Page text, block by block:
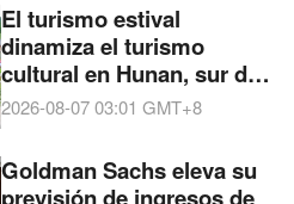
El turismo estival
dinamiza el turismo
cultural en Hunan, sur de
China
2026-08-07 03:01 GMT+8
Goldman Sachs eleva su
previsión de ingresos de